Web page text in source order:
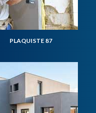
PLAQUISTE 87